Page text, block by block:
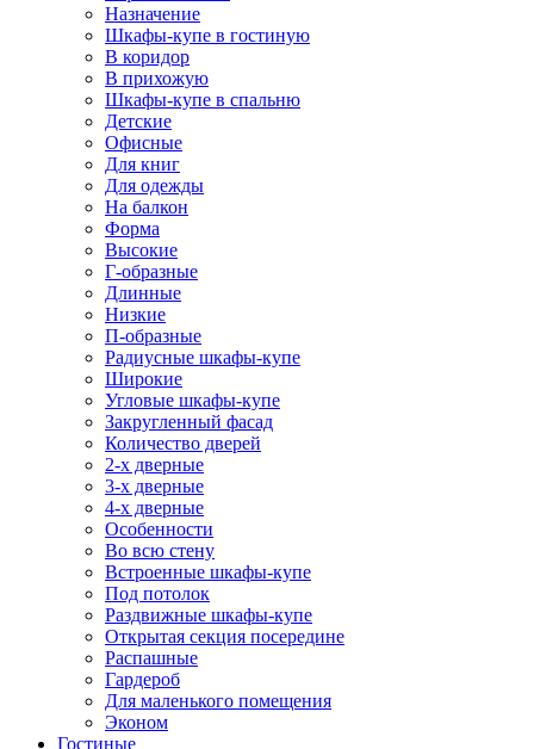
Назначение
Шкафы-купе в гостиную
В коридор
В прихожую
Шкафы-купе в спальню
Детские
Офисные
Для книг
Для одежды
На балкон
Форма
Высокие
Г-образные
Длинные
Низкие
П-образные
Радиусные шкафы-купе
Широкие
Угловые шкафы-купе
Закругленный фасад
Количество дверей
2-х дверные
3-х дверные
4-х дверные
Особенности
Во всю стену
Встроенные шкафы-купе
Под потолок
Раздвижные шкафы-купе
Открытая секция посередине
Распашные
Гардероб
Для маленького помещения
Эконом
Гостиные